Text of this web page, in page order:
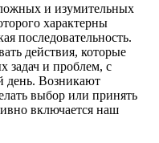
и изумительных
характерны
последовательность.
действия, которые
задач и проблем, с
день. Возникают
выбор или принять
включается наш